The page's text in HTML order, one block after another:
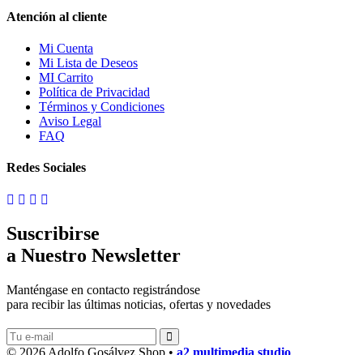
Atención al cliente
Mi Cuenta
Mi Lista de Deseos
MI Carrito
Política de Privacidad
Términos y Condiciones
Aviso Legal
FAQ
Redes Sociales
Suscribirse
a Nuestro Newsletter
Manténgase en contacto registrándose
para recibir las últimas noticias, ofertas y novedades